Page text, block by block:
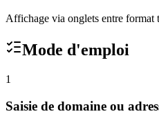
Affichage via onglets entre format
Mode d'emploi
1
Saisie de domaine ou